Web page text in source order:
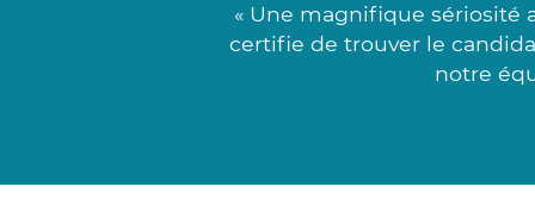
« Une magnifique sériosité
certifie de trouver le
notre